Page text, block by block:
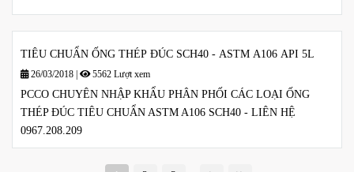
TIÊU CHUẨN ỐNG THÉP ĐÚC SCH40 - ASTM A106 API 5L
26/03/2018 | 5562 Lượt xem
PCCO CHUYÊN NHẬP KHẨU PHÂN PHỐI CÁC LOẠI ỐNG
THÉP ĐÚC TIÊU CHUẨN ASTM A106 SCH40 - LIÊN HỆ
0967.208.209